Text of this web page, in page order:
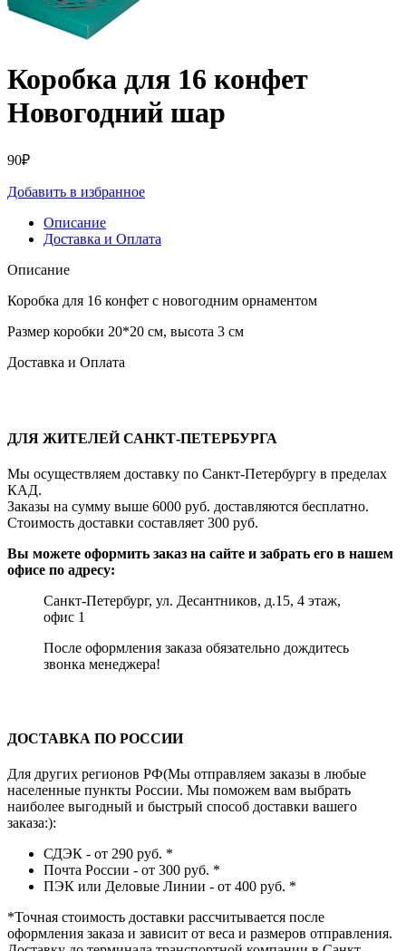
Коробка для 16 конфет
Новогодний шар
90₽
Добавить в избранное
Описание
Доставка и Оплата
Описание
Коробка для 16 конфет с новогодним орнаментом
Размер коробки 20*20 см, высота 3 см
Доставка и Оплата
ДЛЯ ЖИТЕЛЕЙ САНКТ-ПЕТЕРБУРГА
Мы осуществляем доставку по Санкт-Петербургу в пределах
КАД.
Заказы на сумму выше 6000 руб. доставляются бесплатно.
Стоимость доставки составляет 300 руб.
Вы можете оформить заказ на сайте и забрать его в нашем
офисе по адресу:
Санкт-Петербург, ул. Десантников, д.15, 4 этаж,
офис 1
После оформления заказа обязательно дождитесь
звонка менеджера!
ДОСТАВКА ПО РОССИИ
Для других регионов РФ(Мы отправляем заказы в любые
населенные пункты России. Мы поможем вам выбрать
наиболее выгодный и быстрый способ доставки вашего
заказа:):
СДЭК - от 290 руб. *
Почта России - от 300 руб. *
ПЭК или Деловые Линии - от 400 руб. *
*Точная стоимость доставки рассчитывается после
оформления заказа и зависит от веса и размеров отправления.